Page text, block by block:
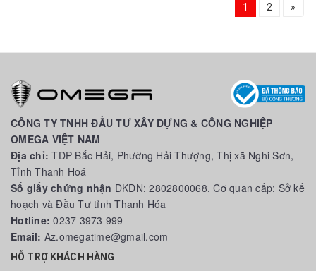
1 2 »
CÔNG TY TNHH ĐẦU TƯ XÂY DỰNG & CÔNG NGHIỆP
OMEGA VIỆT NAM
Địa chỉ:TDP Bắc Hải, Phường Hải Thượng, Thị xã Nghi Sơn,
Tỉnh Thanh Hoá
Số giấy chứng nhận ĐKDN: 2802800068. Cơ quan cấp: Sở kế
hoạch và Đầu Tư tỉnh Thanh Hóa
Hotline:0237 3973 999
Email: Az.omegatime@gmail.com
HỖ TRỢ KHÁCH HÀNG